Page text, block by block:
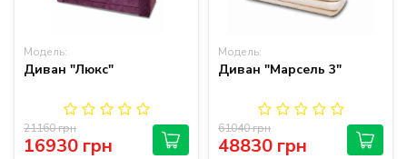
Модель:
Диван "Люкс"
16930 грн
21160 грн
Модель:
Диван "Марсель 3"
48830 грн
61040 грн